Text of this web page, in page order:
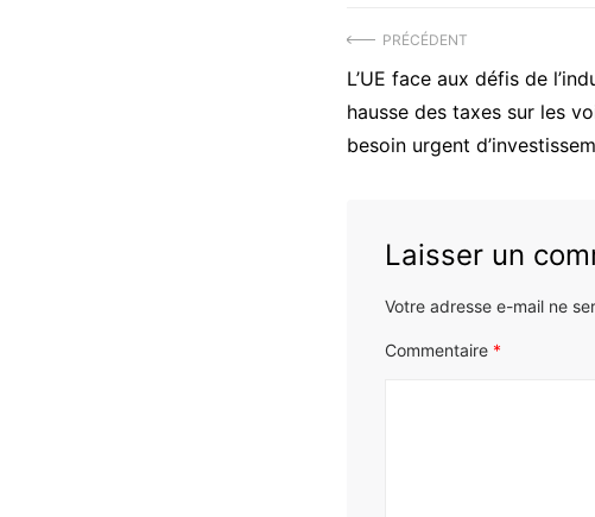
Navigation
de
l’article
PRÉCÉDENT
Précédent
article
:
L’UE face aux défis de
hausse des taxes sur les
besoin urgent
Laisser un
Votre adresse e-mail ne
Commentaire *